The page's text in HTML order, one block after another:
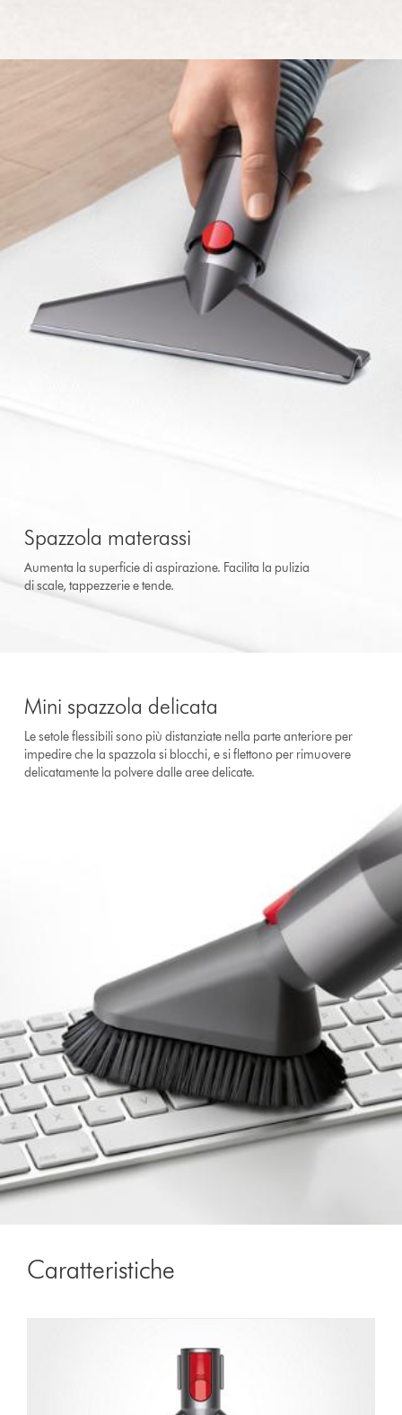
Spazzola materassi
Aumenta la superficie di aspirazione. Facilita la pulizia
di scale, tappezzerie e tende.
Mini spazzola delicata
Le setole flessibili sono più distanziate nella parte anteriore per
impedire che la spazzola si blocchi, e si flettono per rimuovere
delicatamente la polvere dalle aree delicate.
Caratteristiche